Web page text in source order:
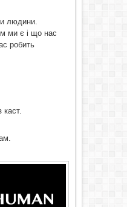
людини.
ми є і що нас
робить